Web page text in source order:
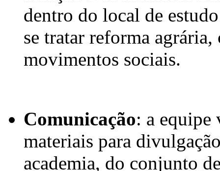
dentro do local de
se tratar reforma
movimentos sociais.
Comunicação: a equipe
materiais para
academia, do conjunto